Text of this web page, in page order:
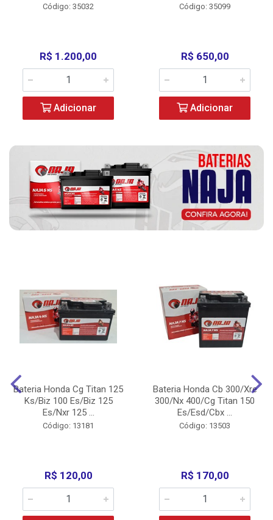
Código: 35032
R$ 1.200,00
Adicionar
Código: 35099
R$ 650,00
Adicionar
Bateria Honda Cg Titan 125
Ks/Biz 100 Es/Biz 125
Es/Nxr 125 ...
Código: 13181
R$ 120,00
Bateria Honda Cb 300/Xre
300/Nx 400/Cg Titan 150
Es/Esd/Cbx ...
Código: 13503
R$ 170,00